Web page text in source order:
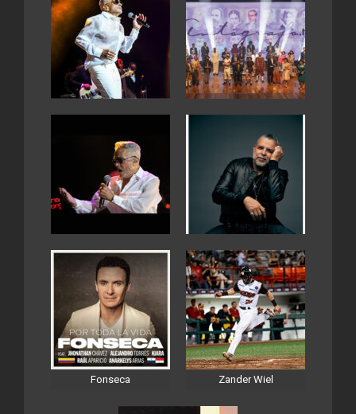
Fonseca Zander Wiel